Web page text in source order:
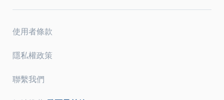
使用者條款
隱私權政策
聯繫我們